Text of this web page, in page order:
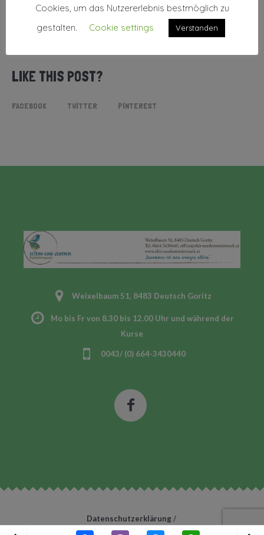
LIKE THIS POST?
FACEBOOK TWITTER PINTEREST
Weixelbaum 51, 8483 Deutsch Goritz
Mo bis Fr von 8.30 bis 12.00 Uhr und während der
Kurse
0043/ (0) 664-3430440
Datenschutzerklärung /
Cookies, um das Nutzererlebnis bestmöglich zu
gestalten.
Cookie settings Verstanden